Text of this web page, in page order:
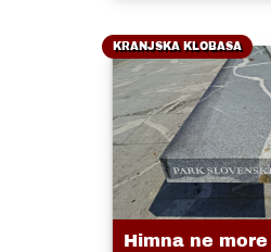
KRANJSKA KLOBASA
Himna ne